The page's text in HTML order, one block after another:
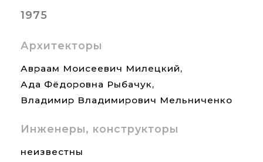
1975
Архитекторы
Авраам Моисеевич Милецкий,
Ада Фёдоровна Рыбачук,
Владимир Владимирович Мельниченко
Инженеры, конструкторы
неизвестны